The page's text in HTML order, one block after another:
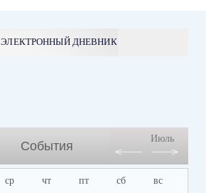
ЭЛЕКТРОННЫЙ ДНЕВНИК
События
Июль
ср чт пт сб вс